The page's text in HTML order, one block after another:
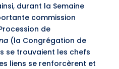
durant la Semaine
commission
de
(la Congrégation de
se trouvaient les chefs
liens se renforcèrent et